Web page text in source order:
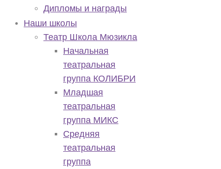
Дипломы и награды
Наши школы
Театр Школа Мюзикла
Начальная
театральная
группа КОЛИБРИ
Младшая
театральная
группа МИКС
Средняя
театральная
группа